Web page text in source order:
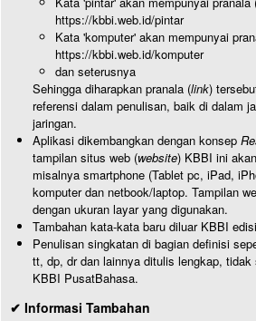
https://kbbi.web.id/pintar
Kata 'komputer' akan mempunyai
https://kbbi.web.id/komputer
dan seterusnya
Sehingga diharapkan pranala (link)
referensi dalam penulisan, baik di dalam
jaringan.
Aplikasi dikembangkan dengan konsep
tampilan situs web (website) KBBI ini
misalnya smartphone (Tablet pc, iPad,
komputer dan netbook/laptop. Tampilan
dengan ukuran layar yang digunakan.
Tambahan kata-kata baru diluar KBBI
Penulisan singkatan di bagian definisi
tt, dp, dr dan lainnya ditulis lengkap,
KBBI PusatBahasa.
✔ Informasi Tambahan